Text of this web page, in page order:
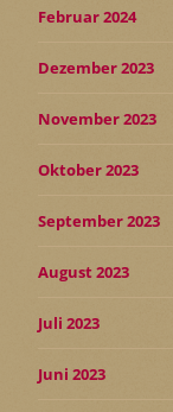
Februar 2024
Dezember 2023
November 2023
Oktober 2023
September 2023
August 2023
Juli 2023
Juni 2023